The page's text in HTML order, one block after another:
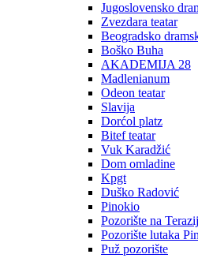
Jugoslovensko
Zvezdara teatar
Beogradsko
Boško Buha
AKADEMIJA 28
Madlenianum
Odeon teatar
Slavija
Dorćol platz
Bitef teatar
Vuk Karadžić
Dom omladine
Kpgt
Duško Radović
Pinokio
Pozorište na
Pozorište lutaka
Puž pozorište